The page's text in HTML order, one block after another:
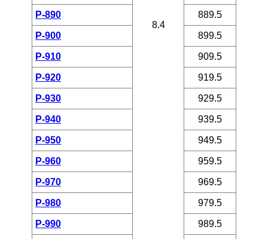
8.4
P-890 889.5
P-900 899.5
P-910 909.5
P-920 919.5
P-930 929.5
P-940 939.5
P-950 949.5
P-960 959.5
P-970 969.5
P-980 979.5
P-990 989.5